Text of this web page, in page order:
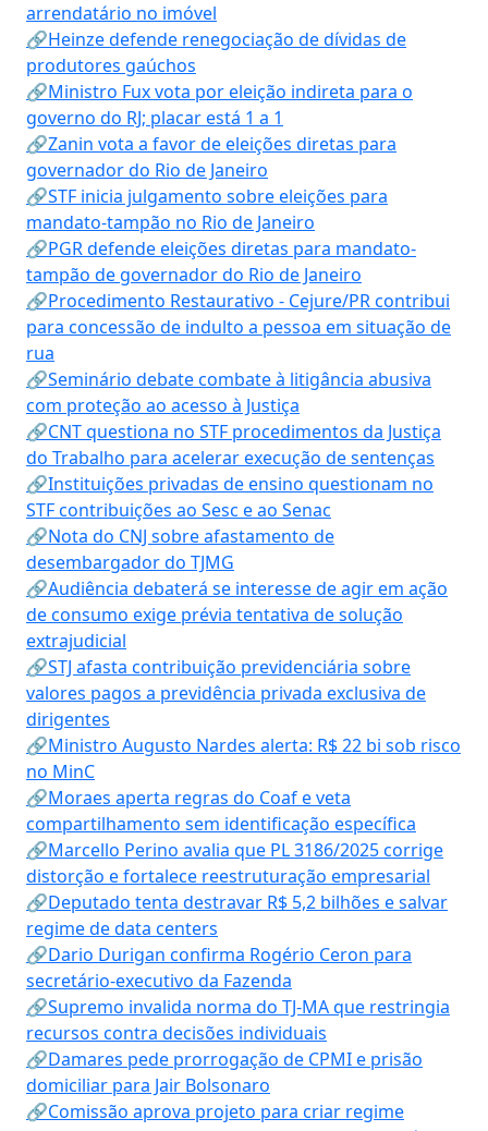
arrendatário no imóvel
🔗Heinze defende renegociação de dívidas de
produtores gaúchos
🔗Ministro Fux vota por eleição indireta para o
governo do RJ; placar está 1 a 1
🔗Zanin vota a favor de eleições diretas para
governador do Rio de Janeiro
🔗STF inicia julgamento sobre eleições para
mandato-tampão no Rio de Janeiro
🔗PGR defende eleições diretas para mandato-
tampão de governador do Rio de Janeiro
🔗Procedimento Restaurativo - Cejure/PR contribui
para concessão de indulto a pessoa em situação de
rua
🔗Seminário debate combate à litigância abusiva
com proteção ao acesso à Justiça
🔗CNT questiona no STF procedimentos da Justiça
do Trabalho para acelerar execução de sentenças
🔗Instituições privadas de ensino questionam no
STF contribuições ao Sesc e ao Senac
🔗Nota do CNJ sobre afastamento de
desembargador do TJMG
🔗Audiência debaterá se interesse de agir em ação
de consumo exige prévia tentativa de solução
extrajudicial
🔗STJ afasta contribuição previdenciária sobre
valores pagos a previdência privada exclusiva de
dirigentes
🔗Ministro Augusto Nardes alerta: R$ 22 bi sob risco
no MinC
🔗Moraes aperta regras do Coaf e veta
compartilhamento sem identificação específica
🔗Marcello Perino avalia que PL 3186/2025 corrige
distorção e fortalece reestruturação empresarial
🔗Deputado tenta destravar R$ 5,2 bilhões e salvar
regime de data centers
🔗Dario Durigan confirma Rogério Ceron para
secretário-executivo da Fazenda
🔗Supremo invalida norma do TJ-MA que restringia
recursos contra decisões individuais
🔗Damares pede prorrogação de CPMI e prisão
domiciliar para Jair Bolsonaro
🔗Comissão aprova projeto para criar regime